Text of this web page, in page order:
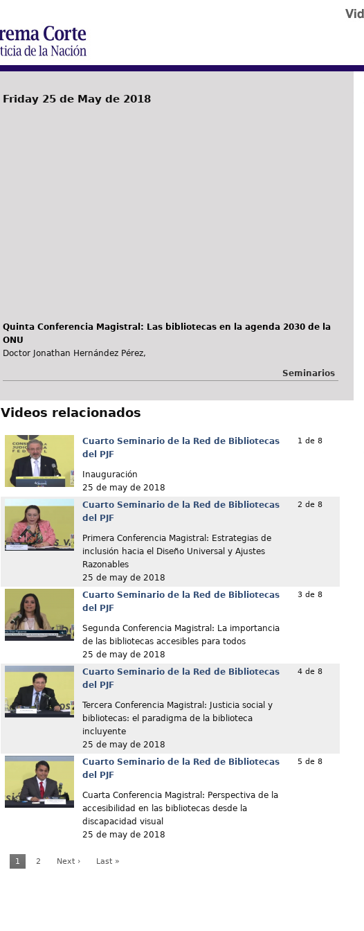
Friday 25 de May de 2018
Quinta Conferencia Magistral: Las bibliotecas en la agenda 2030 de la
ONU
Doctor Jonathan Hernández Pérez,
Seminarios
Videos relacionados
Cuarto Seminario de la Red de Bibliotecas
del PJF
Inauguración
25 de may de 2018
1 de 8
Cuarto Seminario de la Red de Bibliotecas
del PJF
Primera Conferencia Magistral: Estrategias de
inclusión hacia el Diseño Universal y Ajustes
Razonables
25 de may de 2018
2 de 8
Cuarto Seminario de la Red de Bibliotecas
del PJF
Segunda Conferencia Magistral: La importancia
de las bibliotecas accesibles para todos
25 de may de 2018
3 de 8
Cuarto Seminario de la Red de Bibliotecas
del PJF
Tercera Conferencia Magistral: Justicia social y
bibliotecas: el paradigma de la biblioteca
incluyente
25 de may de 2018
4 de 8
Cuarto Seminario de la Red de Bibliotecas
del PJF
Cuarta Conferencia Magistral: Perspectiva de la
accesibilidad en las bibliotecas desde la
discapacidad visual
25 de may de 2018
5 de 8
1 2 Next › Last »